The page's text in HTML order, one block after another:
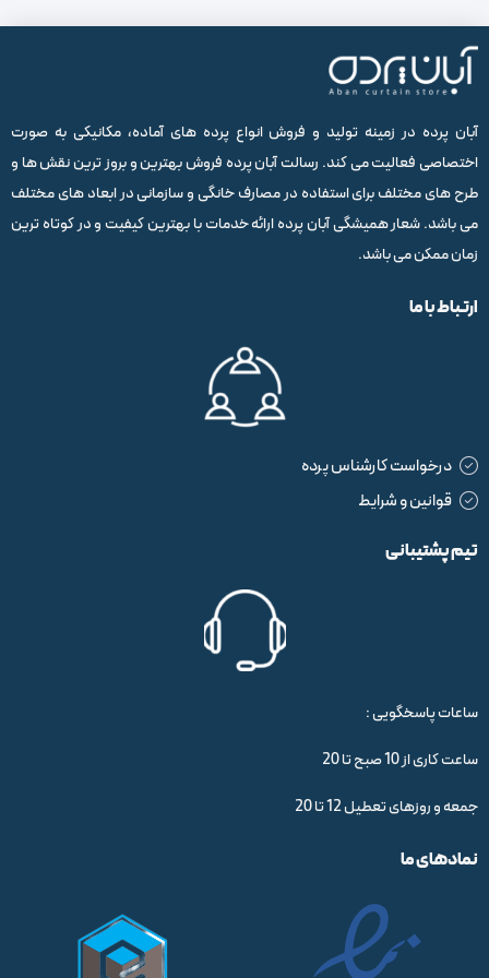
آبان پرده در زمینه تولید و فروش انواع پرده های آماده، مکانیکی به صورت
اختصاصی فعالیت می کند. رسالت آبان پرده فروش بهترین و بروز ترین نقش ها و
طرح های مختلف برای استفاده در مصارف خانگی و سازمانی در ابعاد های مختلف
می باشد. شعار همیشگی آبان پرده ارائه خدمات با بهترین کیفیت و در کوتاه ترین
زمان ممکن می باشد.
ارتباط با ما
درخواست کارشناس پرده
قوانین و شرایط
تیم پشتیبانی
ساعات پاسخگویی :
ساعت کاری از 10 صبح تا 20
جمعه و روزهای تعطیل 12 تا 20
نمادهای ما